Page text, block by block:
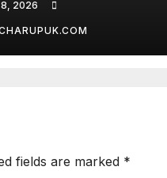
का किया भुगतान
8, 2026
fields are marked *